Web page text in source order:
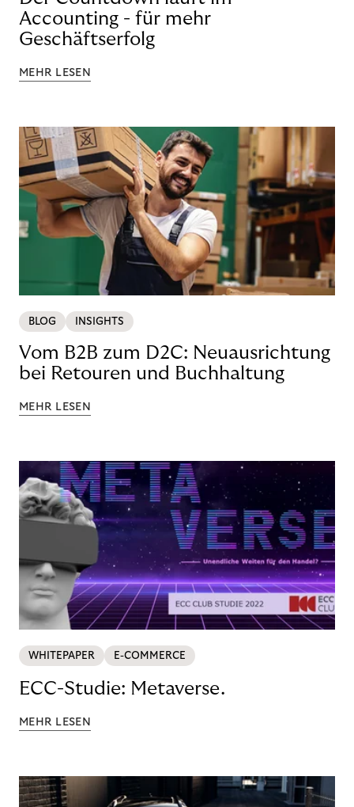
Accounting - für mehr
Geschäftserfolg
MEHR LESEN
BLOG INSIGHTS
Vom B2B zum D2C: Neuausrichtung
bei Retouren und Buchhaltung
MEHR LESEN
WHITEPAPER E-COMMERCE
ECC-Studie: Metaverse.
MEHR LESEN